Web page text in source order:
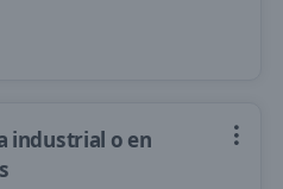
industrial o en